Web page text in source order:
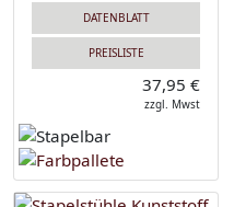
DATENBLATT
PREISLISTE
37,95 €
zzgl. Mwst